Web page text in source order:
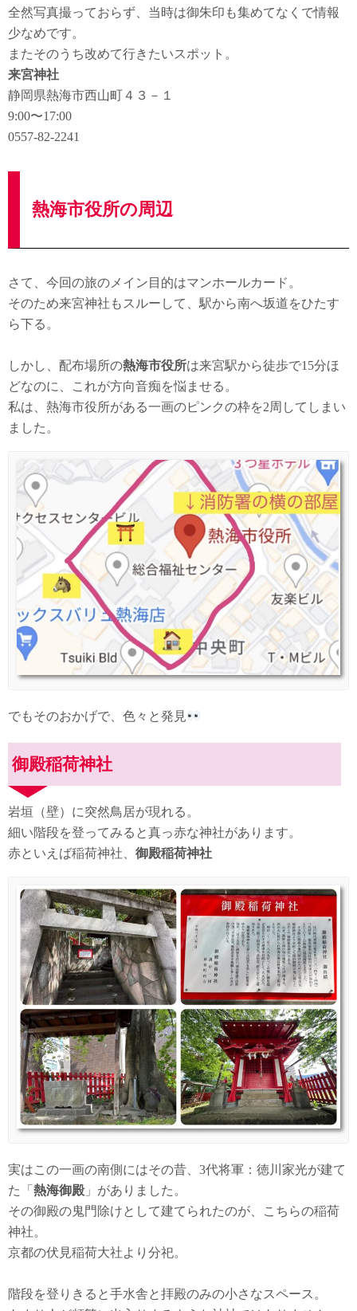
全然写真撮っておらず、当時は御朱印も集めてなくで情報
少なめです。
またそのうち改めて行きたいスポット。
来宮神社
静岡県熱海市西山町４３－１
9:00〜17:00
0557-82-2241
熱海市役所の周辺
さて、今回の旅のメイン目的はマンホールカード。
そのため来宮神社もスルーして、駅から南へ坂道をひたす
ら下る。
しかし、配布場所の熱海市役所は来宮駅から徒歩で15分ほ
どなのに、これが方向音痴を悩ませる。
私は、熱海市役所がある一画のピンクの枠を2周してしまい
ました。
でもそのおかげで、色々と発見
御殿稲荷神社
岩垣（壁）に突然鳥居が現れる。
細い階段を登ってみると真っ赤な神社があります。
赤といえば稲荷神社、 御殿稲荷神社
実はこの一画の南側にはその昔、3代将軍：徳川家光が建て
た「 熱海御殿」がありました。
その御殿の鬼門除けとして建てられたのが、こちらの稲荷
神社。
京都の伏見稲荷大社より分祀。
階段を登りきると手水舎と拝殿のみの小さなスペース。